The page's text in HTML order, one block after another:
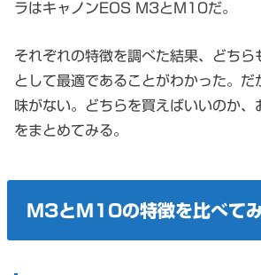
ラはキャノンEOS M3とM10だ。
それぞれの特徴を調べた結果、どちら
として最適であることがわかった。だ
味がない。どちらを買えばいいのか、
をまとめてみる。
M3とM10の特徴を比べて